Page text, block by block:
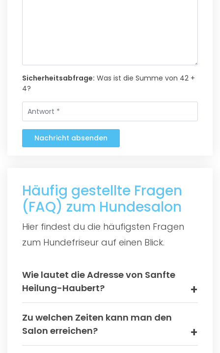
Sicherheitsabfrage: Was ist die Summe von 42 +
4?
Nachricht absenden
Häufig gestellte Fragen
(FAQ) zum Hundesalon
Hier findest du die häufigsten Fragen
zum Hundefriseur auf einen Blick.
Wie lautet die Adresse von Sanfte
Heilung-Haubert?
Zu welchen Zeiten kann man den
Salon erreichen?